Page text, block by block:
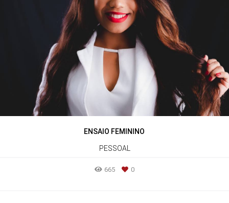
ENSAIO FEMININO
PESSOAL
665 0